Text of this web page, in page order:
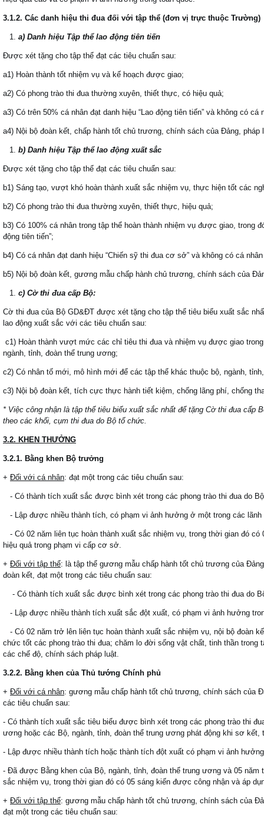
3.1.2. Các danh hiệu thi đua đối với tập thể (đơn vị trực thuộc Trường)
a) Danh hiệu Tập thể lao động tiên tiến
Được xét tặng cho tập thể đạt các tiêu chuẩn sau:
a1) Hoàn thành tốt nhiệm vụ và kế hoạch được giao;
a2) Có phong trào thi đua thường xuyên, thiết thực, có hiệu quả;
a3) Có trên 50% cá nhân đạt danh hiệu “Lao động tiên tiến” và không có
a4) Nội bộ đoàn kết, chấp hành tốt chủ trương, chính sách của Đảng, pháp
b) Danh hiệu Tập thể lao động xuất sắc
Được xét tặng cho tập thể đạt các tiêu chuẩn sau:
b1) Sáng tạo, vượt khó hoàn thành xuất sắc nhiệm vụ, thực hiện tốt các
b2) Có phong trào thi đua thường xuyên, thiết thực, hiệu quả;
b3) Có 100% cá nhân trong tập thể hoàn thành nhiệm vụ được giao, trong
động tiên tiến”;
b4) Có cá nhân đạt danh hiệu “Chiến sỹ thi đua cơ sở” và không có cá
b5) Nội bộ đoàn kết, gương mẫu chấp hành chủ trương, chính sách của
c) Cờ thi đua cấp Bộ:
Cờ thi đua của Bộ GD&ĐT được xét tặng cho tập thể tiêu biểu xuất sắc
lao động xuất sắc với các tiêu chuẩn sau:
c1) Hoàn thành vượt mức các chỉ tiêu thi đua và nhiệm vụ được giao
ngành, tỉnh, đoàn thể trung ương;
c2) Có nhân tố mới, mô hình mới để các tập thể khác thuộc bộ, ngành,
c3) Nội bộ đoàn kết, tích cực thực hành tiết kiệm, chống lãng phí, chống
* Việc công nhận là tập thể tiêu biểu xuất sắc nhất để tặng Cờ thi đua cấp
theo các khối, cụm thi đua do Bộ tổ chức.
3.2. KHEN THƯỞNG
3.2.1. Bằng khen Bộ trưởng
+ Đối với cá nhân: đạt một trong các tiêu chuẩn sau:
- Có thành tích xuất sắc được bình xét trong các phong trào thi đua do
- Lập được nhiều thành tích, có phạm vi ảnh hưởng ở một trong các
- Có 02 năm liên tục hoàn thành xuất sắc nhiệm vụ, trong thời gian đó
hiệu quả trong phạm vi cấp cơ sở.
+ Đối với tập thể: là tập thể gương mẫu chấp hành tốt chủ trương của
đoàn kết, đạt một trong các tiêu chuẩn sau:
- Có thành tích xuất sắc được bình xét trong các phong trào thi đua do
- Lập được nhiều thành tích xuất sắc đột xuất, có phạm vi ảnh hưởng
- Có 02 năm trở lên liên tục hoàn thành xuất sắc nhiệm vụ, nội bộ đoàn
chức tốt các phong trào thi đua; chăm lo đời sống vật chất, tinh thần
các chế độ, chính sách pháp luật.
3.2.2. Bằng khen của Thủ tướng Chính phủ
+ Đối với cá nhân: gương mẫu chấp hành tốt chủ trương, chính sách của
các tiêu chuẩn sau:
- Có thành tích xuất sắc tiêu biểu được bình xét trong các phong trào thi
ương hoặc các Bộ, ngành, tỉnh, đoàn thể trung ương phát động khi sơ kết,
- Lập được nhiều thành tích hoặc thành tích đột xuất có phạm vi ảnh
- Đã được Bằng khen của Bộ, ngành, tỉnh, đoàn thể trung ương và 05 năm
sắc nhiệm vụ, trong thời gian đó có 05 sáng kiến được công nhận và áp
+ Đối với tập thể: gương mẫu chấp hành tốt chủ trương, chính sách của
đạt một trong các tiêu chuẩn sau: